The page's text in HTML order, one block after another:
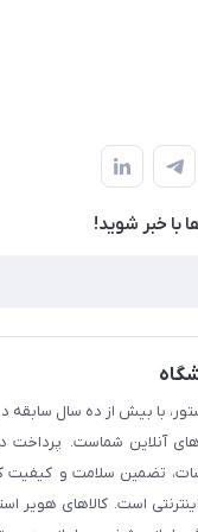
با‌ خبر شوید!
با بیش از ده سال سابقه
آنلاین شماست. پرداخت
تضمین سلامت و کیفیت
است. کالاهای هویر